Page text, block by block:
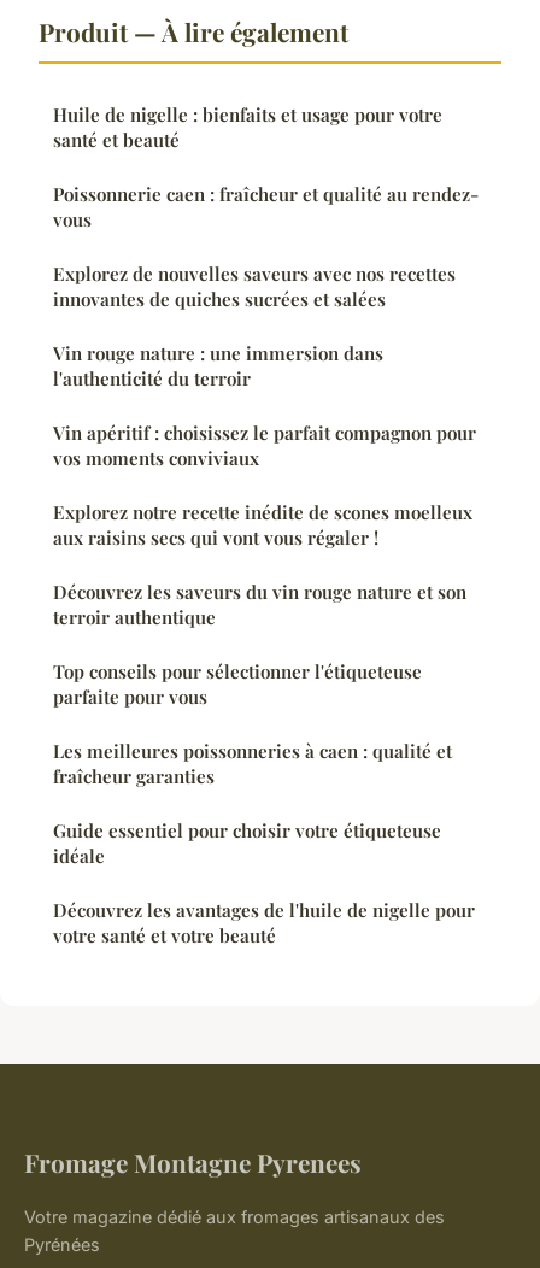
Produit — À lire également
Huile de nigelle : bienfaits et usage pour votre
santé et beauté
Poissonnerie caen : fraîcheur et qualité au rendez-
vous
Explorez de nouvelles saveurs avec nos recettes
innovantes de quiches sucrées et salées
Vin rouge nature : une immersion dans
l'authenticité du terroir
Vin apéritif : choisissez le parfait compagnon pour
vos moments conviviaux
Explorez notre recette inédite de scones moelleux
aux raisins secs qui vont vous régaler !
Découvrez les saveurs du vin rouge nature et son
terroir authentique
Top conseils pour sélectionner l'étiqueteuse
parfaite pour vous
Les meilleures poissonneries à caen : qualité et
fraîcheur garanties
Guide essentiel pour choisir votre étiqueteuse
idéale
Découvrez les avantages de l'huile de nigelle pour
votre santé et votre beauté
Fromage Montagne Pyrenees
Votre magazine dédié aux fromages artisanaux des
Pyrénées